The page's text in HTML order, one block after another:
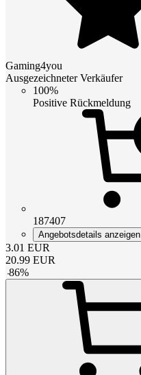
Gaming4you
Ausgezeichneter Verkäufer
100%
Positive Rückmeldung
187407
Angebotsdetails anzeigen
3.01 EUR
20.99 EUR
-86%